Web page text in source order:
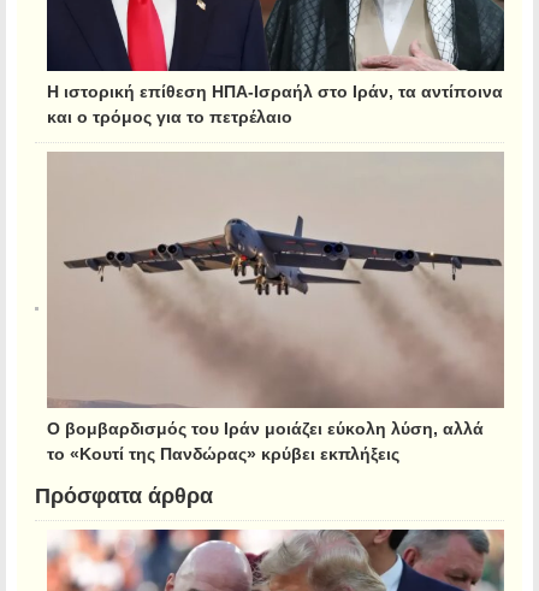
Η ιστορική επίθεση ΗΠΑ-Ισραήλ στο Ιράν, τα αντίποινα
και ο τρόμος για το πετρέλαιο
Ο βομβαρδισμός του Ιράν μοιάζει εύκολη λύση, αλλά
το «Κουτί της Πανδώρας» κρύβει εκπλήξεις
Πρόσφατα άρθρα